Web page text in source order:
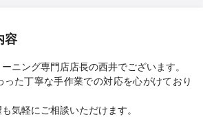
容
ニング専門店店長の西井でございます。
た丁寧な手作業での対応を心がけており
気軽にご相談いただけます。